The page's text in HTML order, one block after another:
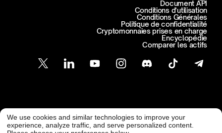
Document API
Conditions d'utilisation
Conditions Générales
Politique de confidentialité
Cryptomonnaies prises en charge
Encyclopédie
Comparer les actifs
Support Client
support@freedx.com @ Freedx 2026
We use cookies and similar technologies to improve your
experience, analyze traffic, and serve personalized content.